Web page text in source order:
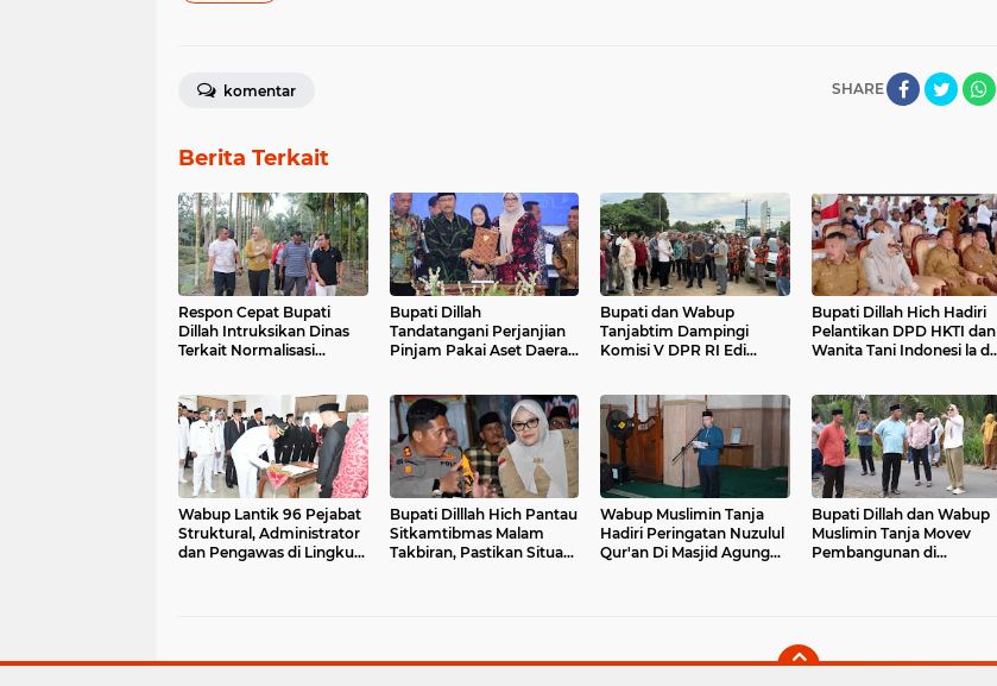
SHARE
komentar
Berita Terkait
Respon Cepat Bupati
Dillah Intruksikan Dinas
Terkait Normalisasi
Bupati Dillah
Tandatangani Perjanjian
Pinjam Pakai Aset Daerah
Bupati dan Wabup
Tanjabtim Dampingi
Komisi V DPR RI Edi
Bupati Dillah Hich Hadiri
Pelantikan DPD HKTI dan
Wanita Tani Indonesi la di
Wabup Lantik 96 Pejabat
Struktural, Administrator
dan Pengawas di Lingkup
Bupati Dilllah Hich Pantau
Sitkamtibmas Malam
Takbiran, Pastikan Situasi
Wabup Muslimin Tanja
Hadiri Peringatan Nuzulul
Qur'an Di Masjid Agung
Bupati Dillah dan Wabup
Muslimin Tanja Movev
Pembangunan di